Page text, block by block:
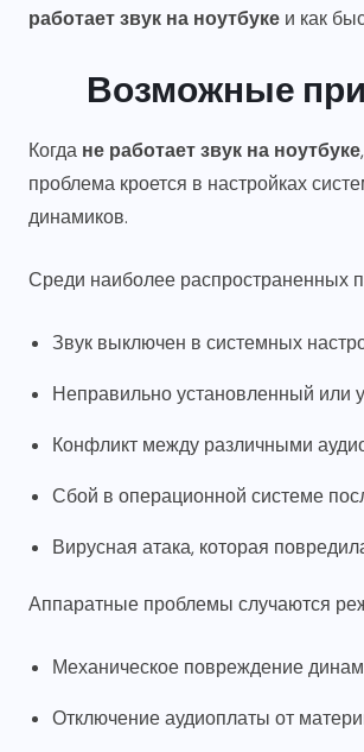
работает звук на ноутбуке и как
Возможные
Когда не работает звук на ноутбуке
проблема кроется в настройках
динамиков.
Среди наиболее распространенных
Звук выключен в системных
Неправильно установленный или
Конфликт между различными
Сбой в операционной системе
Вирусная атака, которая
Аппаратные проблемы случаются
Механическое повреждение
Отключение аудиоплаты от